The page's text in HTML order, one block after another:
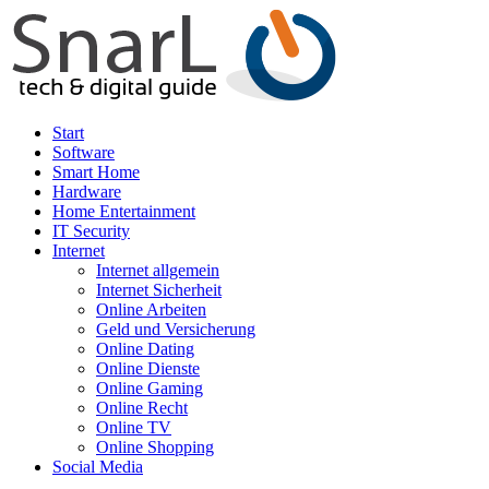
Start
Software
Smart Home
Hardware
Home Entertainment
IT Security
Internet
Internet allgemein
Internet Sicherheit
Online Arbeiten
Geld und Versicherung
Online Dating
Online Dienste
Online Gaming
Online Recht
Online TV
Online Shopping
Social Media